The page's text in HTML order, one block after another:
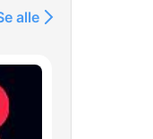
alle